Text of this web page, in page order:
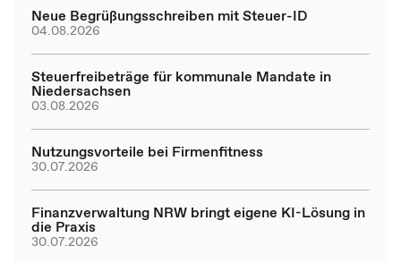
Neue Begrüßungsschreiben mit Steuer-ID
04.08.2026
Steuerfreibeträge für kommunale Mandate in
Niedersachsen
03.08.2026
Nutzungsvorteile bei Firmenfitness
30.07.2026
Finanzverwaltung NRW bringt eigene KI-Lösung in
die Praxis
30.07.2026